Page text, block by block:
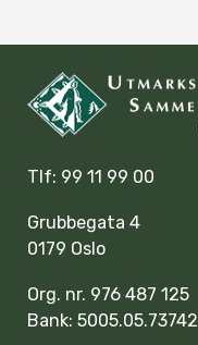
Tlf: 99 11 99 00
Grubbegata 4
0179 Oslo
Org. nr. 976 487 125
Bank: 5005.05.73742